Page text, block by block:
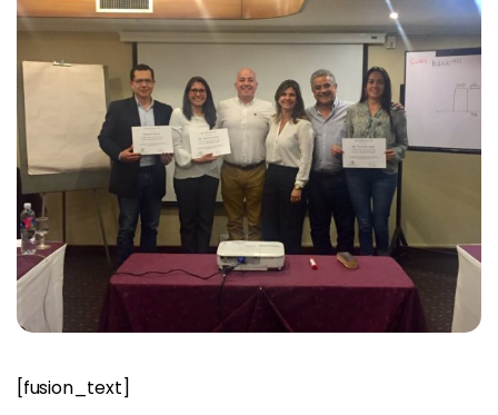
[fusion_text]